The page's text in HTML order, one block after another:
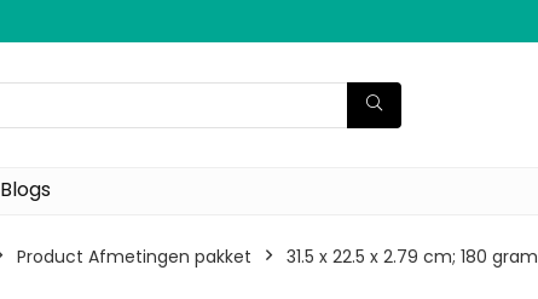
Blogs
Product Afmetingen pakket ‎31.5 x 22.5 x 2.79 cm; 180 gram